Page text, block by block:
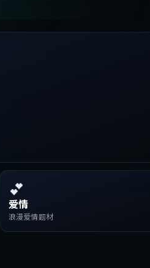
💕
爱情
浪漫爱情题材